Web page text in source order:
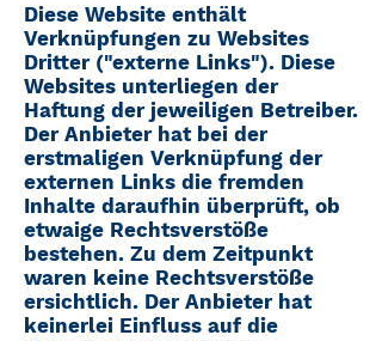
Diese Website enthält
Verknüpfungen zu Websites
Dritter ("externe Links"). Diese
Websites unterliegen der
Haftung der jeweiligen Betreiber.
Der Anbieter hat bei der
erstmaligen Verknüpfung der
externen Links die fremden
Inhalte daraufhin überprüft, ob
etwaige Rechtsverstöße
bestehen. Zu dem Zeitpunkt
waren keine Rechtsverstöße
ersichtlich. Der Anbieter hat
keinerlei Einfluss auf die